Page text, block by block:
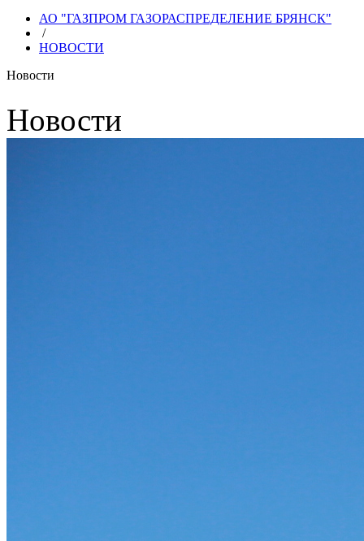
АО "ГАЗПРОМ ГАЗОРАСПРЕДЕЛЕНИЕ БРЯНСК"
/
НОВОСТИ
Новости
Новости